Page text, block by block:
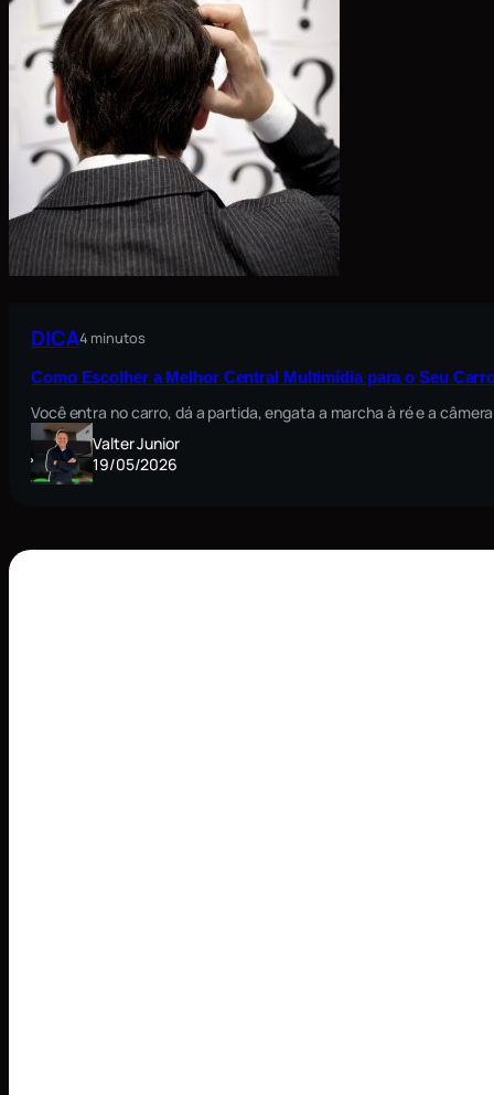
DICA4 minutos
Como Escolher a Melhor Central Multimídia para o Seu
Você entra no carro, dá a partida, engata a marcha à ré e a
Valter Junior
19/05/2026